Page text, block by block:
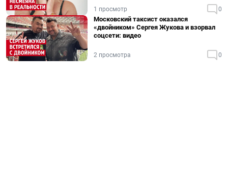
1 просмотр 0
Московский таксист оказался
«двойником» Сергея Жукова и взорвал
соцсети: видео
2 просмотра 0